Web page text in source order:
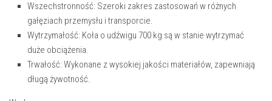
Wszechstronność: Szeroki zakres zastosowań w różnych
gałęziach przemysłu i transporcie.
Wytrzymałość: Koła o udźwigu 700 kg są w stanie wytrzymać
duże obciążenia.
Trwałość: Wykonane z wysokiej jakości materiałów, zapewniają
długą żywotność.